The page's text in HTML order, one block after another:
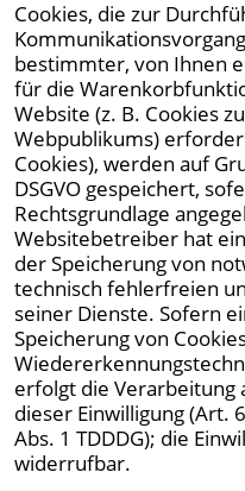
Cookies, die zur
bestimmter, von Ihnen
für die
Website (z. B. Cookies
Webpublikums)
Cookies), werden auf
DSGVO gespeichert,
Rechtsgrundlage
Websitebetreiber hat
der Speicherung von
technisch fehlerfreien
seiner Dienste. Sofern
Speicherung von
erfolgt die Verarbeitung
dieser Einwilligung (Art.
Abs. 1 TDDDG); die
widerrufbar.